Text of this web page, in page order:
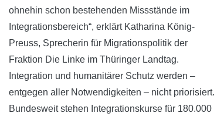
ohnehin schon bestehenden Missstände im
Integrationsbereich“, erklärt Katharina König-
Preuss, Sprecherin für Migrationspolitik der
Fraktion Die Linke im Thüringer Landtag.
Integration und humanitärer Schutz werden –
entgegen aller Notwendigkeiten – nicht priorisiert.
Bundesweit stehen Integrationskurse für 180.000